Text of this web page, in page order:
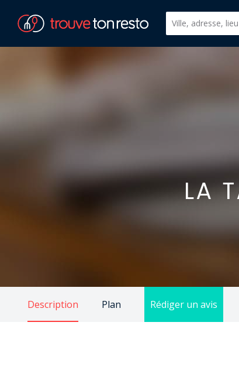
LA
Description Plan Rédiger un avis